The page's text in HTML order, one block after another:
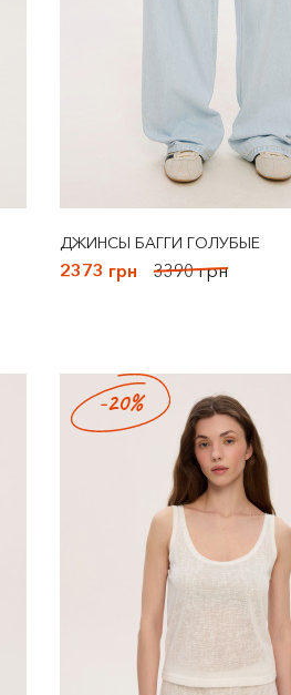
ДЖИНСЫ БАГГИ ГОЛУБЫЕ
2373 грн 3390 грн
-20%